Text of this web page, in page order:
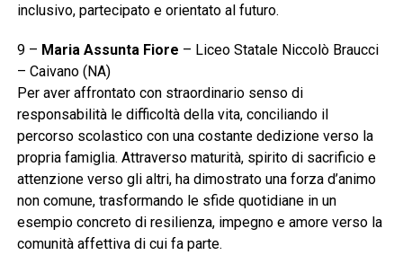
inclusivo, partecipato e orientato al futuro.
9 – Maria Assunta Fiore – Liceo Statale Niccolò Braucci
– Caivano (NA)
Per aver affrontato con straordinario senso di
responsabilità le difficoltà della vita, conciliando il
percorso scolastico con una costante dedizione verso la
propria famiglia. Attraverso maturità, spirito di sacrificio e
attenzione verso gli altri, ha dimostrato una forza d’animo
non comune, trasformando le sfide quotidiane in un
esempio concreto di resilienza, impegno e amore verso la
comunità affettiva di cui fa parte.